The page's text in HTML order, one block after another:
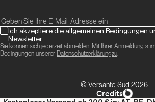
Ich akzeptiere die allgemeinen Bedingungen
Newsletter
Sie können sich jederzeit abmelden. Mit Ihrer Anmeldung
Bedingungen unserer Datenschutzerklärungzu
© Versante Sud 2026
Credits